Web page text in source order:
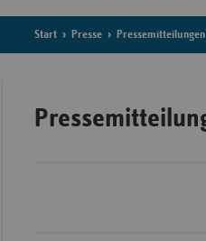
Start Presse Pressemitteilungen